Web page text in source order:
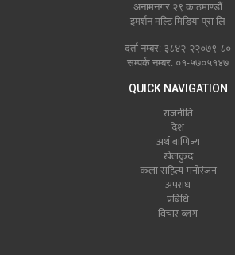
अनामनगर २९ काठमाण्डौं
इमर्शन मल्टि मिडिया प्रा लि
दर्ता नम्बर: ३८४२-२२०७९-८०
सम्पर्क नम्बर: ०१-५७०५१४७
QUICK NAVIGATION
राजनीति
देश
अर्थ बाणिज्य
खेलकुद
कला सहित्य मनोरंजन
अपराध
प्रबिधि
विचार ब्लग